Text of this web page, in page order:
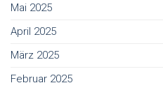
Mai 2025
April 2025
März 2025
Februar 2025